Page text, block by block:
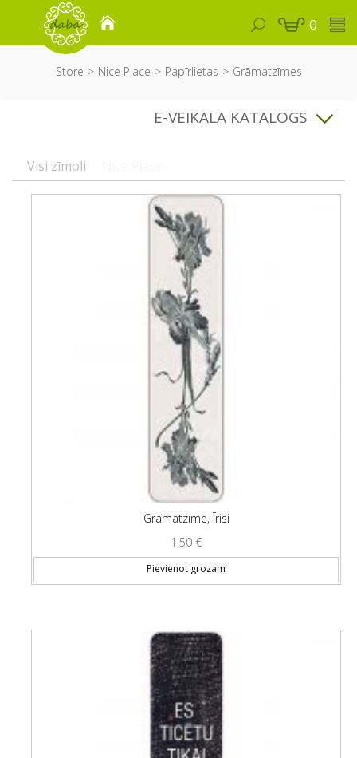
0
Store Nice Place Papīrlietas Grāmatzīmes
E-VEIKALA KATALOGS
Visi zīmoli
Grāmatzīme, Īrisi
1,50 €
Pievienot grozam